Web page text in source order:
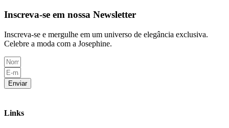
Inscreva-se em nossa Newsletter
Inscreva-se e mergulhe em um universo de elegância exclusiva.
Celebre a moda com a Josephine.
Enviar
Links